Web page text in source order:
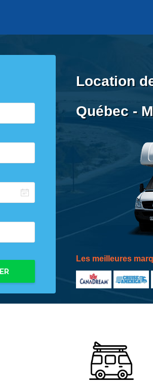
Location
Québec -
Les meilleures